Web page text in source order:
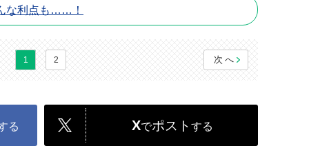
な利点も……！
1 2 次へ
る Xでポスト する